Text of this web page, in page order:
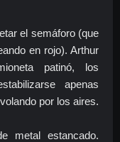
el semáforo (que
en rojo). Arthur
patinó, los
apenas
por los aires.
metal estancado.